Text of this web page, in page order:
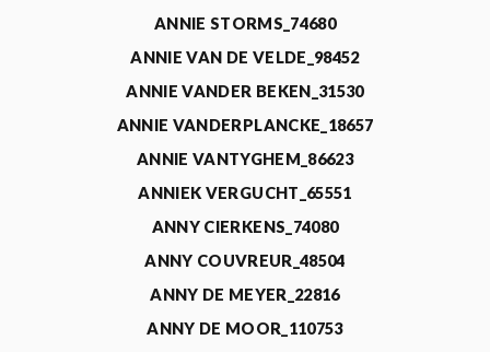
ANNIE STORMS_74680
ANNIE VAN DE VELDE_98452
ANNIE VANDER BEKEN_31530
ANNIE VANDERPLANCKE_18657
ANNIE VANTYGHEM_86623
ANNIEK VERGUCHT_65551
ANNY CIERKENS_74080
ANNY COUVREUR_48504
ANNY DE MEYER_22816
ANNY DE MOOR_110753